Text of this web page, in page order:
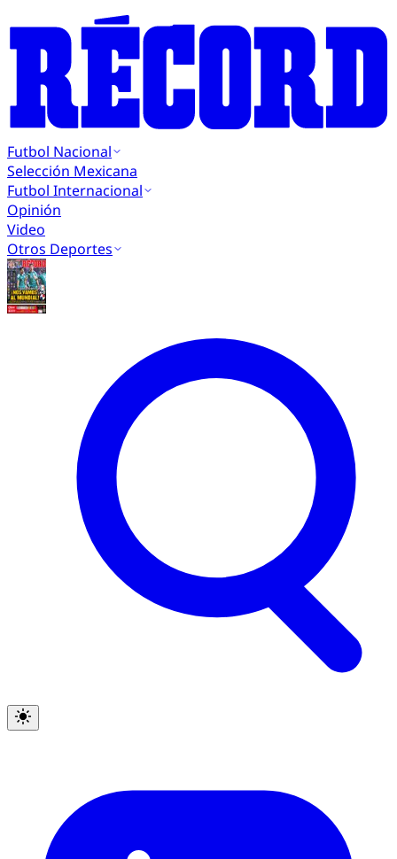
Futbol Nacional
Selección Mexicana
Futbol Internacional
Opinión
Video
Otros Deportes